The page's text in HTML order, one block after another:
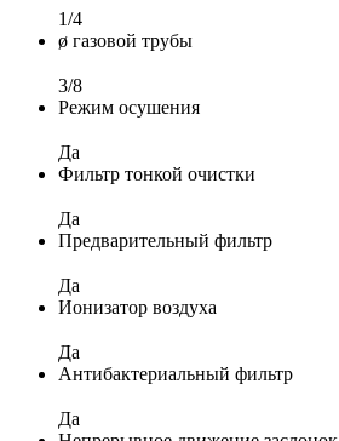
1/4
ø газовой трубы
3/8
Режим осушения
Да
Фильтр тонкой очистки
Да
Предварительный фильтр
Да
Ионизатор воздуха
Да
Антибактериальный фильтр
Да